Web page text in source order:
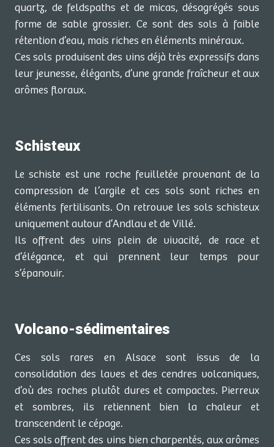
quartz, de feldspaths et de micas, désagrégés sous
forme de sable grossier. Ce sont des sols à faible
rétention d’eau, mais riches en éléments minéraux.
Ces sols produisent des vins déjà très expressifs dans
leur jeunesse, élégants, d’une grande fraîcheur et aux
arômes floraux.
Schisteux
Le schiste est une roche feuilletée provenant de la
compression de l’argile et ces sols sont riches en
éléments fertilisants. On retrouve les sols schisteux
uniquement autour d’Andlau et de Villé.
Ils offrent des vins plein de vivacité, de race et
d’élégance, et qui prennent leur temps pour
s’épanouir.
Volcano-sédimentaires
Ces sols rares en Alsace sont issus de la
consolidation des laves et des cendres volcaniques,
d’où des roches plutôt dures et compactes. Pierreux
et sombres, ils retiennent bien la chaleur et
transcendent le cépage.
Ces sols offrent des vins bien charpentés, aux arômes